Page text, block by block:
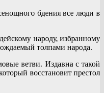
бдения все люди в
народу, избранному
толпами народа.
ветви. Издавна с такой
восстановит престол